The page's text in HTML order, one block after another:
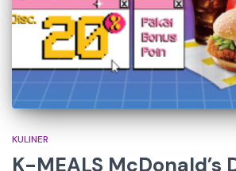
KULINER
K-MEALS McDonald’s